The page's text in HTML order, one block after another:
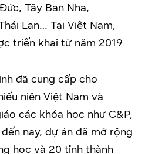
Tây Ban Nha,
Lan… Tại Việt Nam,
triển khai từ năm 2019.
đã cung cấp cho
niên Việt Nam và
các khóa học như C&P,
nay, dự án đã mở rộng
học và 20 tỉnh thành